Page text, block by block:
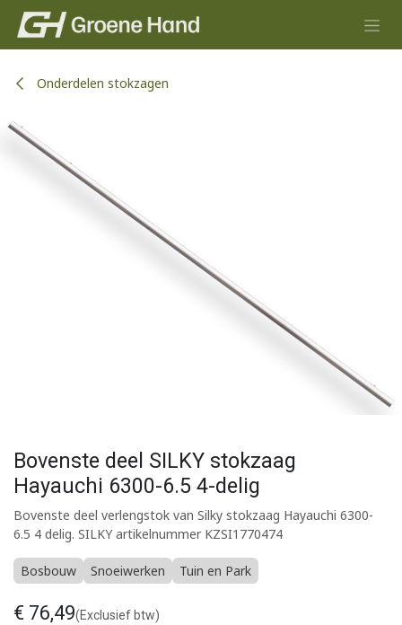
Overslaan naar inhoud
Onderdelen stokzagen
Bovenste deel SILKY stokzaag
Hayauchi 6300-6.5 4-delig
Bovenste deel verlengstok van Silky stokzaag Hayauchi 6300-
6.5 4 delig. SILKY artikelnummer KZSI1770474
Bosbouw Snoeiwerken Tuin en Park
€ 76,49(Exclusief btw)